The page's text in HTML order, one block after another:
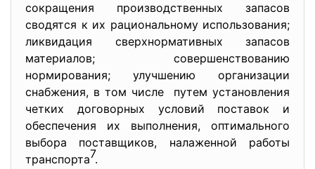
сокращения производственных запасов
сводятся к их рациональному использования;
ликвидация сверхнормативных запасов
материалов; совершенствованию
нормирования; улучшению организации
снабжения, в том числе путем установления
четких договорных условий поставок и
обеспечения их выполнения, оптимального
выбора поставщиков, налаженной работы
транспорта7.